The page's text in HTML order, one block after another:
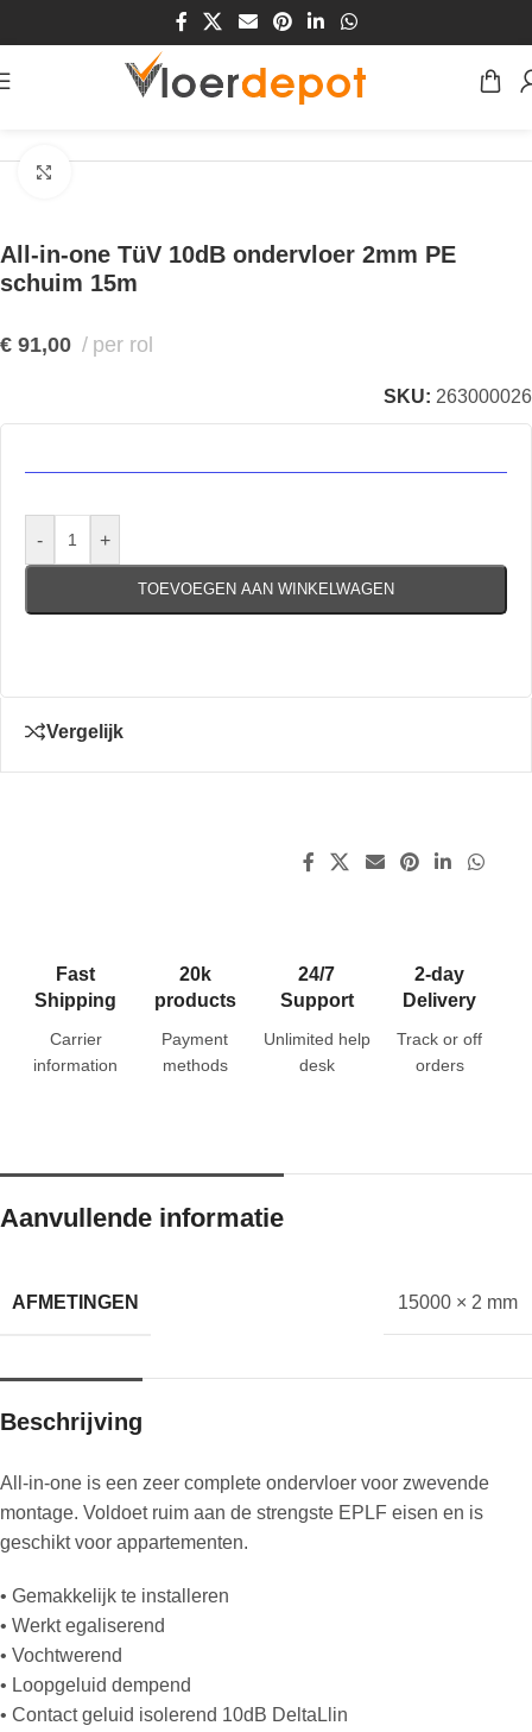
All-in-one TüV 10dB ondervloer 2mm PE
schuim 15m
€ 91,00 per rol
SKU: 263000026
- +
TOEVOEGEN AAN WINKELWAGEN
Vergelijk
Fast
Shipping
Carrier
information
20k
products
Payment
methods
24/7
Support
Unlimited help
desk
2-day
Delivery
Track or off
orders
Aanvullende informatie
AFMETINGEN 15000 × 2 mm
Beschrijving
All-in-one is een zeer complete ondervloer voor zwevende
montage. Voldoet ruim aan de strengste EPLF eisen en is
geschikt voor appartementen.
• Gemakkelijk te installeren
• Werkt egaliserend
• Vochtwerend
• Loopgeluid dempend
• Contact geluid isolerend 10dB DeltaLlin